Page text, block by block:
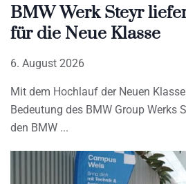
BMW Werk Steyr
für die Neue Klasse
6. August 2026
Mit dem Hochlauf der Neuen
Bedeutung des BMW Group Werks
den BMW